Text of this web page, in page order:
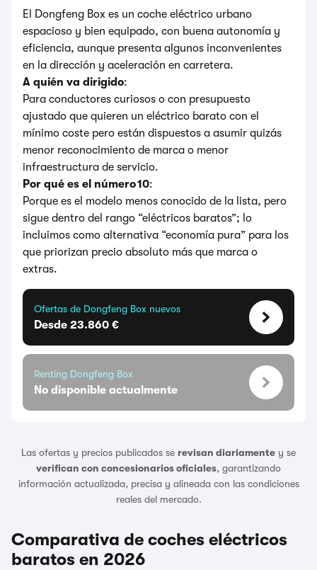
El Dongfeng Box es un coche eléctrico urbano
espacioso y bien equipado, con buena autonomía y
eficiencia, aunque presenta algunos inconvenientes
en la dirección y aceleración en carretera.
A quién va dirigido:
Para conductores curiosos o con presupuesto
ajustado que quieren un eléctrico barato con el
mínimo coste pero están dispuestos a asumir quizás
menor reconocimiento de marca o menor
infraestructura de servicio.
Por qué es el número 10:
Porque es el modelo menos conocido de la lista, pero
sigue dentro del rango “eléctricos baratos”; lo
incluimos como alternativa “economía pura” para los
que priorizan precio absoluto más que marca o
extras.
Ofertas de Dongfeng Box nuevos
Desde 23.860 €
Renting Dongfeng Box
No disponible actualmente
Las ofertas y precios publicados se revisan diariamente y se
verifican con concesionarios oficiales, garantizando
información actualizada, precisa y alineada con las condiciones
reales del mercado.
Comparativa de coches eléctricos
baratos en 2026